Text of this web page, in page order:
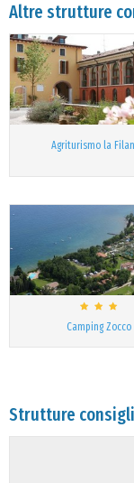
Altre strutture
Agriturismo la
Camping Zocco
Strutture